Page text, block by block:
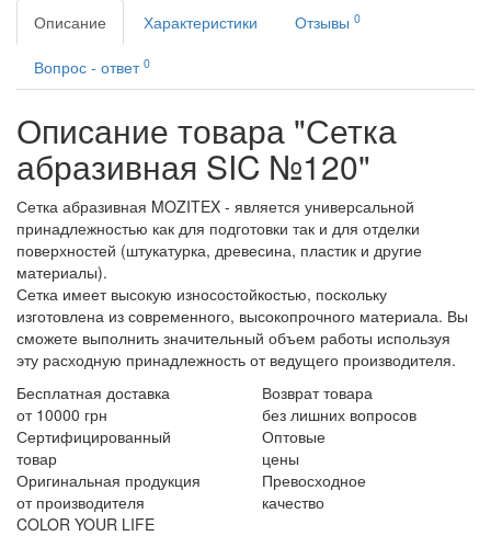
Описание
Характеристики Отзывы 0
Вопрос - ответ 0
Описание товара "Сетка
абразивная SIC №120"
Сетка абразивная MOZITEX - является универсальной
принадлежностью как для подготовки так и для отделки
поверхностей (штукатурка, древесина, пластик и другие
материалы).
Сетка имеет высокую износостойкостью, поскольку
изготовлена из современного, высокопрочного материала. Вы
сможете выполнить значительный объем работы используя
эту расходную принадлежность от ведущего производителя.
Бесплатная доставка
от 10000 грн
Возврат товара
без лишних вопросов
Сертифицированный
товар
Оптовые
цены
Оригинальная продукция
от производителя
Превосходное
качество
COLOR YOUR LIFE